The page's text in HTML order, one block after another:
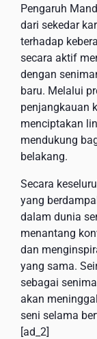
Pengaruh
dari sekedar
terhadap
secara aktif
dengan
baru. Melalui
penjangkauan
menciptakan
mendukung
belakang.
Secara
yang
dalam dunia
menantang
dan
yang sama.
sebagai
akan
seni selama
[ad_2]